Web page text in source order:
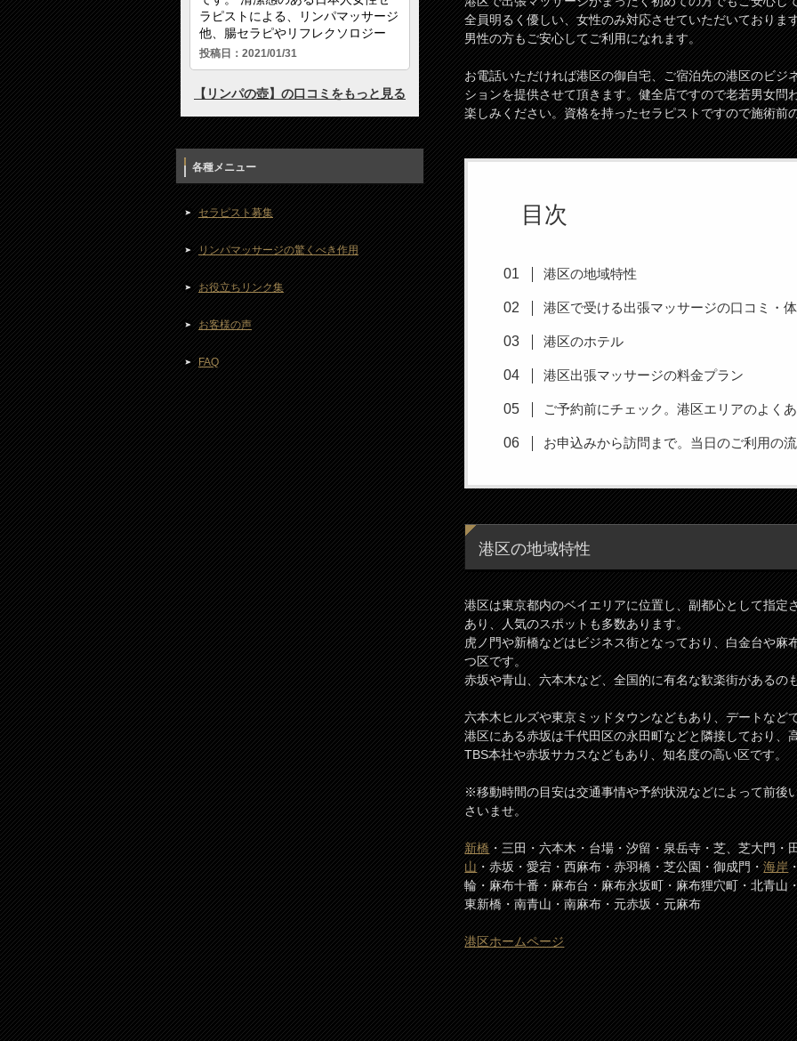
全員明るく優しい、女性のみ対応させていただいておりま
男性の方もご安心してご利用になれます。
お電話いただければ港区の御自宅、ご宿泊先の港区のビジ
ションを提供させて頂きます。健全店ですので老若男女問
楽しみください。資格を持ったセラピストですので施術前
目次
港区の地域特性
港区で受ける出張マッサージの口コミ・
港区のホテル
港区出張マッサージの料金プラン
ご予約前にチェック。港区エリアのよく
お申込みから訪問まで。当日のご利用の
港区の地域特性
港区は東京都内のベイエリアに位置し、副都心として指定
あり、人気のスポットも多数あります。
虎ノ門や新橋などはビジネス街となっており、白金台や麻
つ区です。
赤坂や青山、六本木など、全国的に有名な歓楽街があるの
六本木ヒルズや東京ミッドタウンなどもあり、デートなど
港区にある赤坂は千代田区の永田町などと隣接しており、
TBS本社や赤坂サカスなどもあり、知名度の高い区です。
※移動時間の目安は交通事情や予約状況などによって前後
さいませ。
新橋・三田・六本木・台場・汐留・泉岳寺・芝、芝大門・
山・赤坂・愛宕・西麻布・赤羽橋・芝公園・御成門・海岸
輪・麻布十番・麻布台・麻布永坂町・麻布狸穴町・北青山
東新橋・南青山・南麻布・元赤坂・元麻布
港区ホームページ
各種メニュー
セラピスト募集
リンパマッサージの驚くべき作用
お役立ちリンク集
お客様の声
FAQ